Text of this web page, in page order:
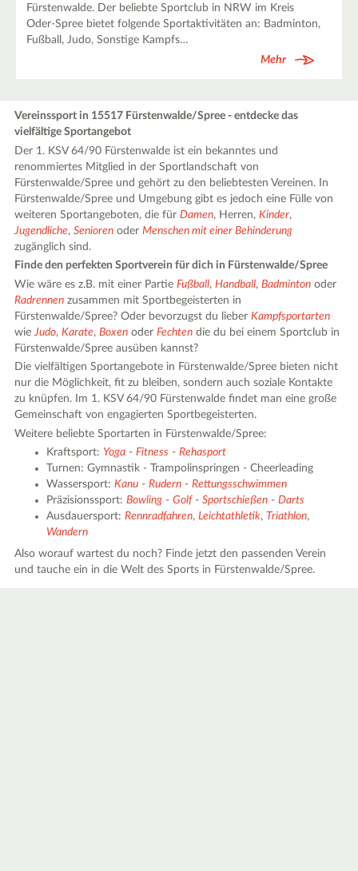
Fürstenwalde. Der beliebte Sportclub in NRW im Kreis
Oder-Spree bietet folgende Sportaktivitäten an: Badminton,
Fußball, Judo, Sonstige Kampfs…
Mehr
Vereinssport in 15517 Fürstenwalde/Spree - entdecke das
vielfältige Sportangebot
Der 1. KSV 64/90 Fürstenwalde ist ein bekanntes und
renommiertes Mitglied in der Sportlandschaft von
Fürstenwalde/Spree und gehört zu den beliebtesten Vereinen. In
Fürstenwalde/Spree und Umgebung gibt es jedoch eine Fülle von
weiteren Sportangeboten, die fürDamen, Herren,Kinder,
Jugendliche,Senioren oderMenschen mit einer Behinderung
zugänglich sind.
Finde den perfekten Sportverein für dich in Fürstenwalde/Spree
Wie wäre es z.B. mit einer PartieFußball,Handball,Badminton oder
Radrennen zusammen mit Sportbegeisterten in
Fürstenwalde/Spree? Oder bevorzugst du lieberKampfsportarten
wie Judo,Karate,Boxen oderFechten die du bei einem Sportclub in
Fürstenwalde/Spree ausüben kannst?
Die vielfältigen Sportangebote in Fürstenwalde/Spree bieten nicht
nur die Möglichkeit, fit zu bleiben, sondern auch soziale Kontakte
zu knüpfen. Im 1. KSV 64/90 Fürstenwalde findet man eine große
Gemeinschaft von engagierten Sportbegeisterten.
Weitere beliebte Sportarten in Fürstenwalde/Spree:
Kraftsport: Yoga -Fitness -Rehasport
Turnen: Gymnastik - Trampolinspringen - Cheerleading
Wassersport:Kanu -Rudern -Rettungsschwimmen
Präzisionssport:Bowling -Golf-Sportschießen -Darts
Ausdauersport:Rennradfahren,Leichtathletik, Triathlon,
Wandern
Also worauf wartest du noch? Finde jetzt den passenden Verein
und tauche ein in die Welt des Sports in Fürstenwalde/Spree.